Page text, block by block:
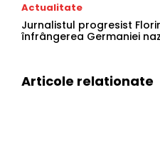
Actualitate
Jurnalistul progresist
înfrângerea Germaniei
Articole relationate